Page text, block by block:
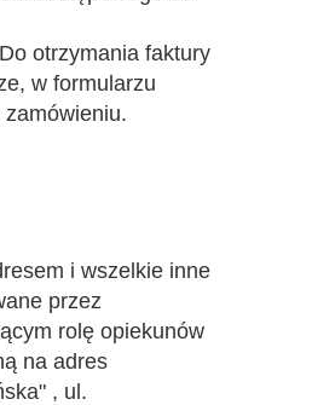
otrzymania faktury
w formularzu
i wszelkie inne
przez
rolę opiekunów
na adres
, ul.